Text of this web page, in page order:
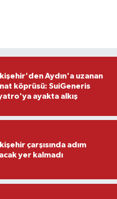
Aydın'a uzanan
köprüsü: SuiGeneris
ayakta alkış
çarşısında adım
yer kalmadı